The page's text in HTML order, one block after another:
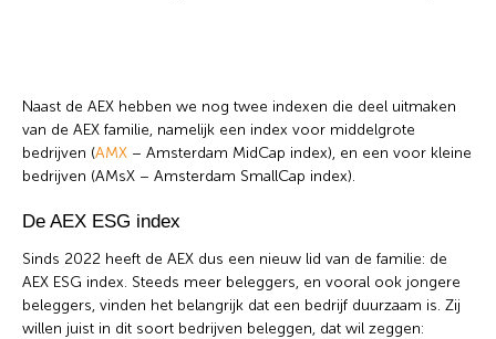
Naast de AEX hebben we nog twee indexen die deel uitmaken
van de AEX familie, namelijk een index voor middelgrote
bedrijven (AMX – Amsterdam MidCap index), en een voor kleine
bedrijven (AMsX – Amsterdam SmallCap index).
De AEX ESG index
Sinds 2022 heeft de AEX dus een nieuw lid van de familie: de
AEX ESG index. Steeds meer beleggers, en vooral ook jongere
beleggers, vinden het belangrijk dat een bedrijf duurzaam is. Zij
willen juist in dit soort bedrijven beleggen, dat wil zeggen: